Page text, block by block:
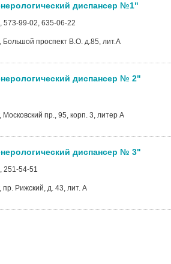
диспансер №1"
573-99-02, 635-06-22
Большой проспект В.О. д.85, лит.А
диспансер № 2"
пр., 95, корп. 3, литер А
диспансер № 3"
251-54-51
пр. Рижский, д. 43, лит. А